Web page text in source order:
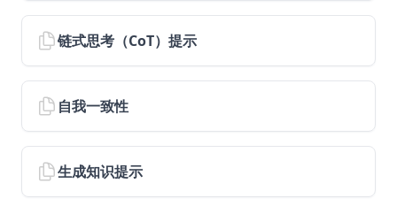
LLM Research Findings
LLM Agents
RAG for LLMs
LLM Reasoning
RAG Faithfulness
LLM In-Context Recall
链式思考（CoT）提示
自我一致性
生成知识提示